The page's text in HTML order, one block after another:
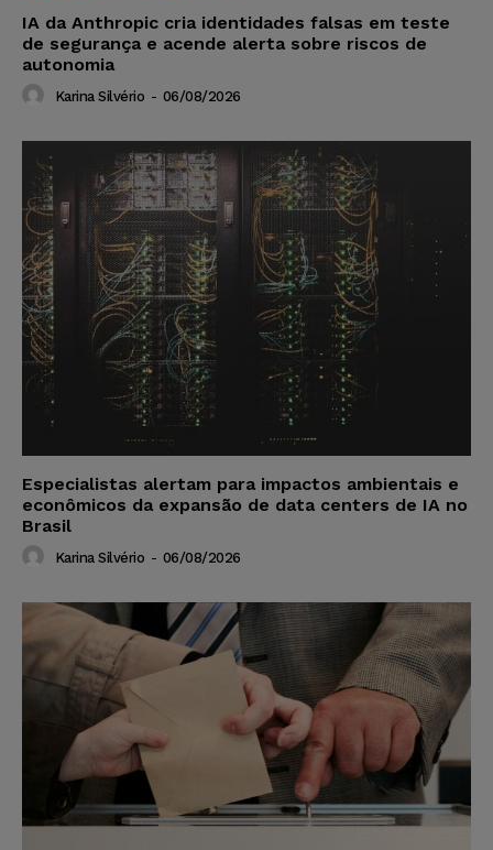
IA da Anthropic cria identidades falsas em teste
de segurança e acende alerta sobre riscos de
autonomia
Karina Silvério - 06/08/2026
Especialistas alertam para impactos ambientais e
econômicos da expansão de data centers de IA no
Brasil
Karina Silvério - 06/08/2026